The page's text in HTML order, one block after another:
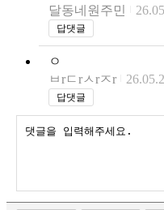
달동네원주민
답댓글
ㅇ
ㅂrㄷrㅅrㅈr
답댓글